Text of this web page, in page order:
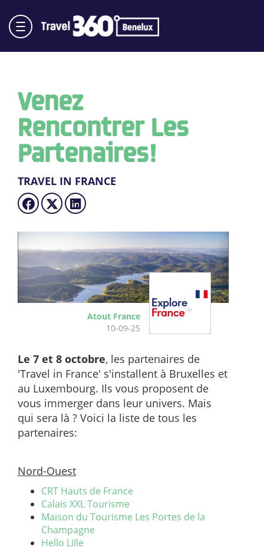
Venez
Rencontrer Les
Partenaires!
TRAVEL IN FRANCE
Atout France
10-09-25
Le 7 et 8 octobre, les partenaires de
'Travel in France' s'installent à Bruxelles et
au Luxembourg. Ils vous proposent de
vous immerger dans leur univers. Mais
qui sera là ? Voici la liste de tous les
partenaires:
Nord-Ouest
CRT Hauts de France
Calais XXL Tourisme
Maison du Tourisme Les Portes de la
Champagne
Hello Lille